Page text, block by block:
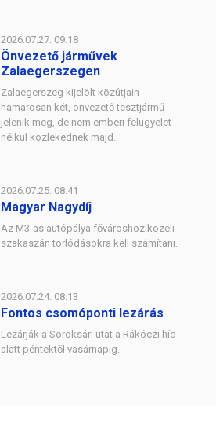
2026.07.27. 09:18
Önvezető járművek
Zalaegerszegen
Zalaegerszeg kijelölt közútjain
hamarosan két, önvezető tesztjármű
jelenik meg, de nem emberi felügyelet
nélkül közlekednek majd.
2026.07.25. 08:41
Magyar Nagydíj
Az M3-as autópálya fővároshoz közeli
szakaszán torlódásokra kell számítani.
2026.07.24. 08:13
Fontos csomóponti lezárás
Lezárják a Soroksári utat a Rákóczi híd
alatt péntektől vasárnapig.